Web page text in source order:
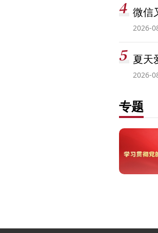
微信
2026-
夏天
2026-
专题